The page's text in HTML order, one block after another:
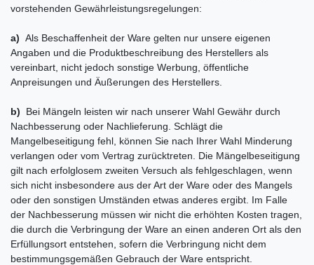
vorstehenden Gewährleistungsregelungen:
a) Als Beschaffenheit der Ware gelten nur unsere eigenen
Angaben und die Produktbeschreibung des Herstellers als
vereinbart, nicht jedoch sonstige Werbung, öffentliche
Anpreisungen und Äußerungen des Herstellers.
b) Bei Mängeln leisten wir nach unserer Wahl Gewähr durch
Nachbesserung oder Nachlieferung. Schlägt die
Mangelbeseitigung fehl, können Sie nach Ihrer Wahl Minderung
verlangen oder vom Vertrag zurücktreten. Die Mängelbeseitigung
gilt nach erfolglosem zweiten Versuch als fehlgeschlagen, wenn
sich nicht insbesondere aus der Art der Ware oder des Mangels
oder den sonstigen Umständen etwas anderes ergibt. Im Falle
der Nachbesserung müssen wir nicht die erhöhten Kosten tragen,
die durch die Verbringung der Ware an einen anderen Ort als den
Erfüllungsort entstehen, sofern die Verbringung nicht dem
bestimmungsgemäßen Gebrauch der Ware entspricht.